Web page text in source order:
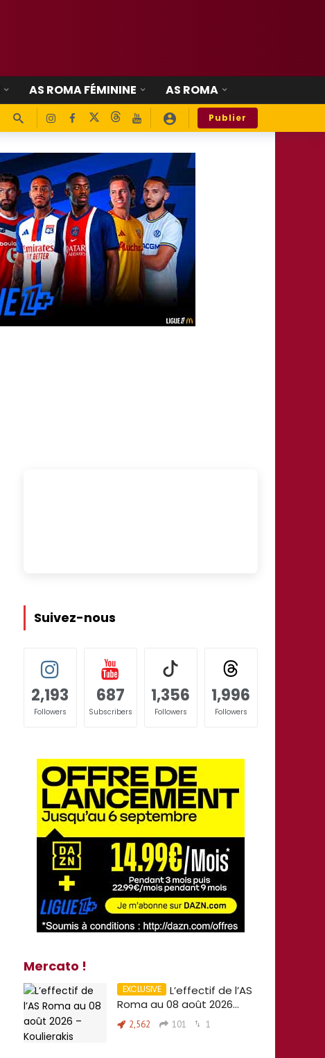
AS ROMA FÉMININE AS ROMA
Publier
Suivez-nous
2,193
Followers
687
Subscribers
1,356
Followers
1,996
Followers
Mercato !
L’effectif de l’AS
Roma au 08 août 2026…
2,562 101 1